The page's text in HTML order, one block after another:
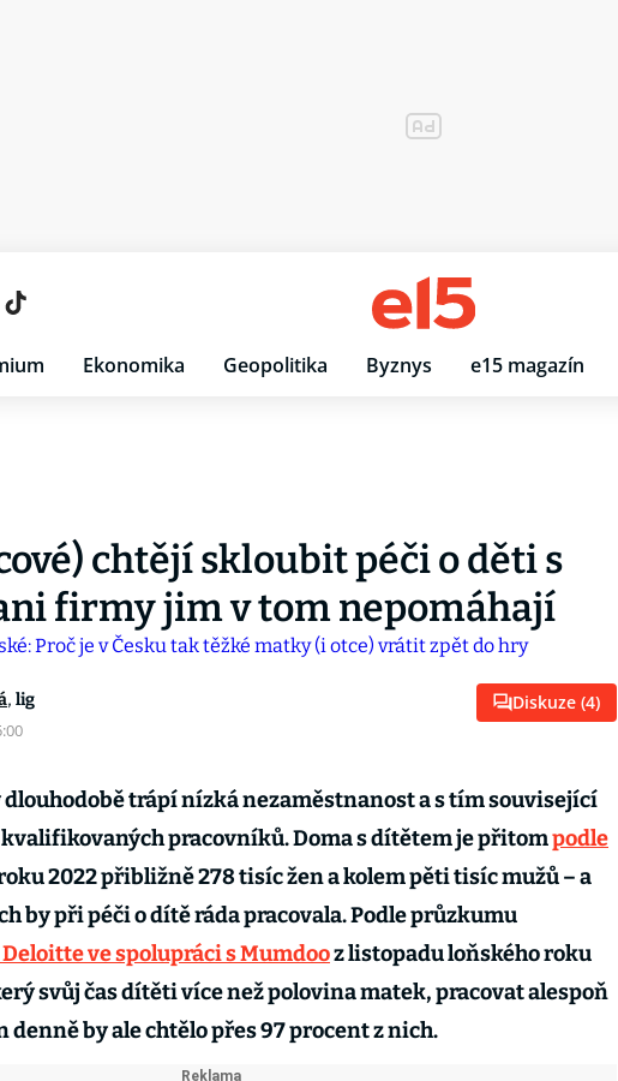
Ekonomika Geopolitika Byznys e15 magazín
chtějí skloubit péči o děti s
firmy jim v tom nepomáhají
, lig Diskuze (4)
dlouhodobě trápí nízká nezaměstnanost a s tím související
pracovníků. Doma s dítětem je přitompodle
2022 přibližně 278 tisíc žen a kolem pěti tisíc mužů – a
by při péči o dítě ráda pracovala. Podle průzkumu
ve spolupráci s Mumdooz listopadu loňského roku
svůj čas dítěti více než polovina matek, pracovat alespoň
denně by ale chtělo přes 97 procent z nich.